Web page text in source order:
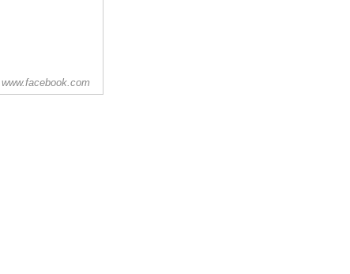
www.facebook.com